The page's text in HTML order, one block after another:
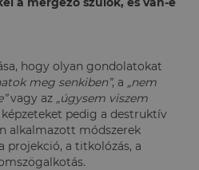
hogy olyan gondolatokat
meg senkiben”, a „nem
vagy az „úgysem viszem
pedig a destruktív
alkalmazott módszerek
projekció, a titkolózás, a